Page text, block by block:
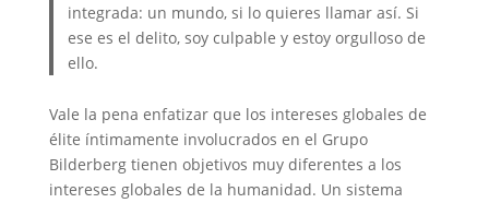
integrada: un mundo, si lo quieres llamar así. Si
ese es el delito, soy culpable y estoy orgulloso de
ello.
Vale la pena enfatizar que los intereses globales de
élite íntimamente involucrados en el Grupo
Bilderberg tienen objetivos muy diferentes a los
intereses globales de la humanidad. Un sistema